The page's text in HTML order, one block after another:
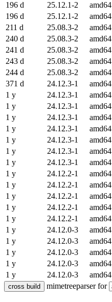
196 d
25.12.1-2 amd64
196 d
25.12.1-2 amd64
211 d
25.08.3-2 amd64
240 d
25.08.3-2 amd64
241 d
25.08.3-2 amd64
243 d
25.08.3-2 amd64
244 d
25.08.3-2 amd64
371 d
24.12.3-1 amd64
1 y
24.12.3-1 amd64
1 y
24.12.3-1 amd64
1 y
24.12.3-1 amd64
1 y
24.12.3-1 amd64
1 y
24.12.3-1 amd64
1 y
24.12.3-1 amd64
1 y
24.12.3-1 amd64
1 y
24.12.2-1 amd64
1 y
24.12.2-1 amd64
1 y
24.12.2-1 amd64
1 y
24.12.2-1 amd64
1 y
24.12.2-1 amd64
1 y
24.12.0-3 amd64
1 y
24.12.0-3 amd64
1 y
24.12.0-3 amd64
1 y
24.12.0-3 amd64
1 y
24.12.0-3 amd64
mimetreeparser for